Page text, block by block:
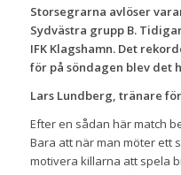
Storsegrarna avlöser
Sydvästra grupp B.
IFK Klagshamn. Det
för på söndagen blev det
Lars Lundberg, tränare för
Efter en sådan här match
Bara att när man möter ett
motivera killarna att spela